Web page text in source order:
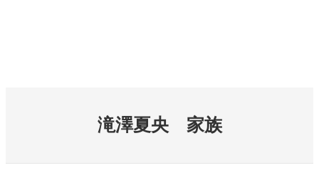
滝澤夏央 家族